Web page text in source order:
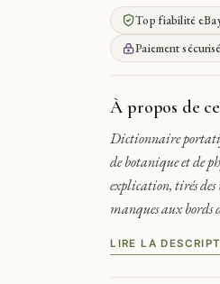
DICTIONNAIRE
PORTATIF
DE
MÉDECINE
DE
CHIRURGIE,
DE
PHARMACIE..1771
Top fiabilité
Paiement sécurisé
À propos de
Dictionnaire
de botanique et de
explication, tirés
manques aux bords
LIRE LA